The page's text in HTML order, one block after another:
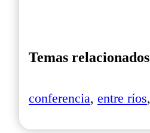
Temas relacionados
conferencia, entre ríos,